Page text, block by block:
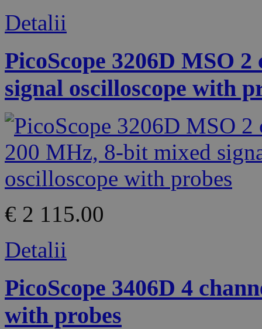
Detalii
PicoScope 3206D MSO
signal oscilloscope with
€ 2 115.00
Detalii
PicoScope 3406D 4
with probes